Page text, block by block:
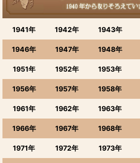
1941年 1942年 1943年
1946年 1947年 1948年
1951年 1952年 1953年
1956年 1957年 1958年
1961年 1962年 1963年
1966年 1967年 1968年
1971年 1972年 1973年